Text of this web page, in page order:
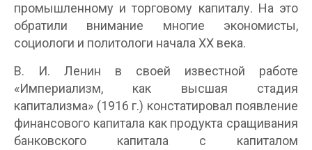
промышленному и торговому капиталу. На это
обратили внимание многие экономисты,
социологи и политологи начала XX века.
В. И. Ленин в своей известной работе
«Империализм, как высшая стадия
капитализма» (1916 г.) констатировал появление
финансового капитала как продукта сращивания
банковского капитала с капиталом